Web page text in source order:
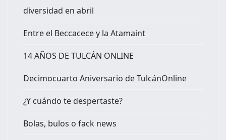
diversidad en abril
Entre el Beccacece y la Atamaint
14 AÑOS DE TULCÁN ONLINE
Decimocuarto Aniversario de TulcánOnline
¿Y cuándo te despertaste?
Bolas, bulos o fack news